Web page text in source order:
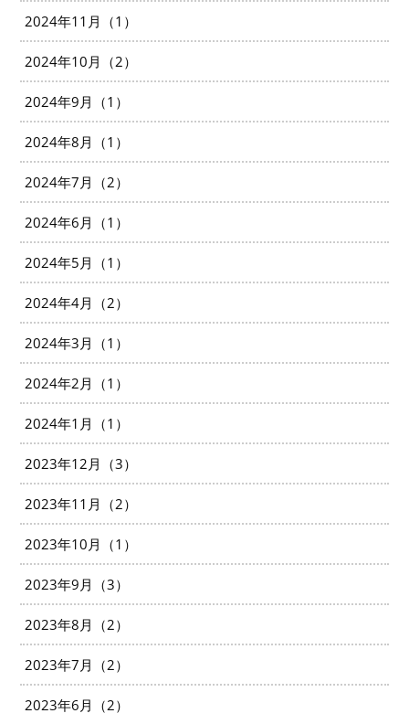
2024年11月（1）
2024年10月（2）
2024年9月（1）
2024年8月（1）
2024年7月（2）
2024年6月（1）
2024年5月（1）
2024年4月（2）
2024年3月（1）
2024年2月（1）
2024年1月（1）
2023年12月（3）
2023年11月（2）
2023年10月（1）
2023年9月（3）
2023年8月（2）
2023年7月（2）
2023年6月（2）